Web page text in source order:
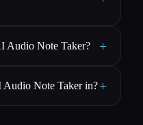
Audio Note Taker? +
Audio Note Taker in?+